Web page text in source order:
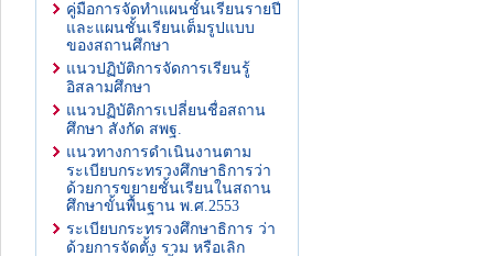
คู่มือการจัดทำแผนชั้นเรียนรายปี
และแผนชั้นเรียนเต็มรูปแบบ
ของสถานศึกษา
แนวปฏิบัติการจัดการเรียนรู้
อิสลามศึกษา
แนวปฏิบัติการเปลี่ยนชื่อสถาน
ศึกษา สังกัด สพฐ.
แนวทางการดำเนินงานตาม
ระเบียบกระทรวงศึกษาธิการว่า
ด้วยการขยายชั้นเรียนในสถาน
ศึกษาขั้นพื้นฐาน พ.ศ.2553
ระเบียบกระทรวงศึกษาธิการ ว่า
ด้วยการจัดตั้ง รวม หรือเลิก